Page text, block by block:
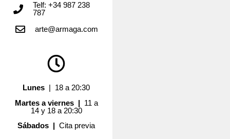
Telf: +34 987 238
787
arte@armaga.com
Lunes | 18 a 20:30
Martes a viernes | 11 a
14 y 18 a 20:30
Sábados |Cita previa